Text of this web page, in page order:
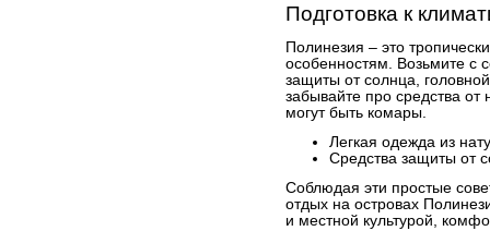
Подготовка к
Полинезия – это
особенностям. Возьмите с
защиты от солнца,
забывайте про средства от
могут быть комары.
Легкая одежда из
Средства защиты от
Соблюдая эти простые
отдых на островах
и местной культурой,